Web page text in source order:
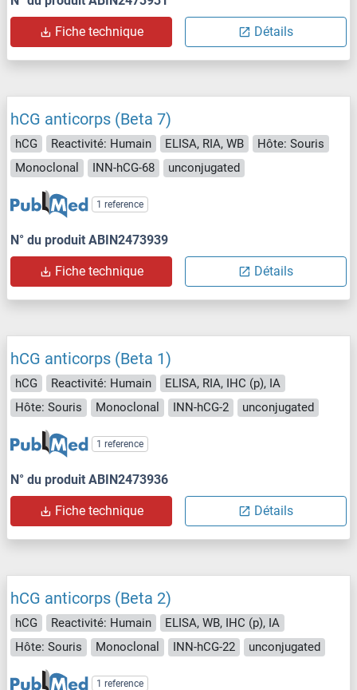
Fiche technique Détails
hCG anticorps (Beta 7)
hCG Reactivité: Humain ELISA, RIA, WB
Hôte: Souris
Monoclonal
INN-hCG-68 unconjugated
1 reference
N° du produit ABIN2473939
Fiche technique Détails
hCG anticorps (Beta 1)
hCG Reactivité: Humain
ELISA, RIA, IHC (p), IA
Hôte: Souris
Monoclonal INN-hCG-2 unconjugated
1 reference
N° du produit ABIN2473936
Fiche technique Détails
hCG anticorps (Beta 2)
hCG Reactivité: Humain
ELISA, WB, IHC (p), IA
Hôte: Souris
Monoclonal INN-hCG-22 unconjugated
1 reference